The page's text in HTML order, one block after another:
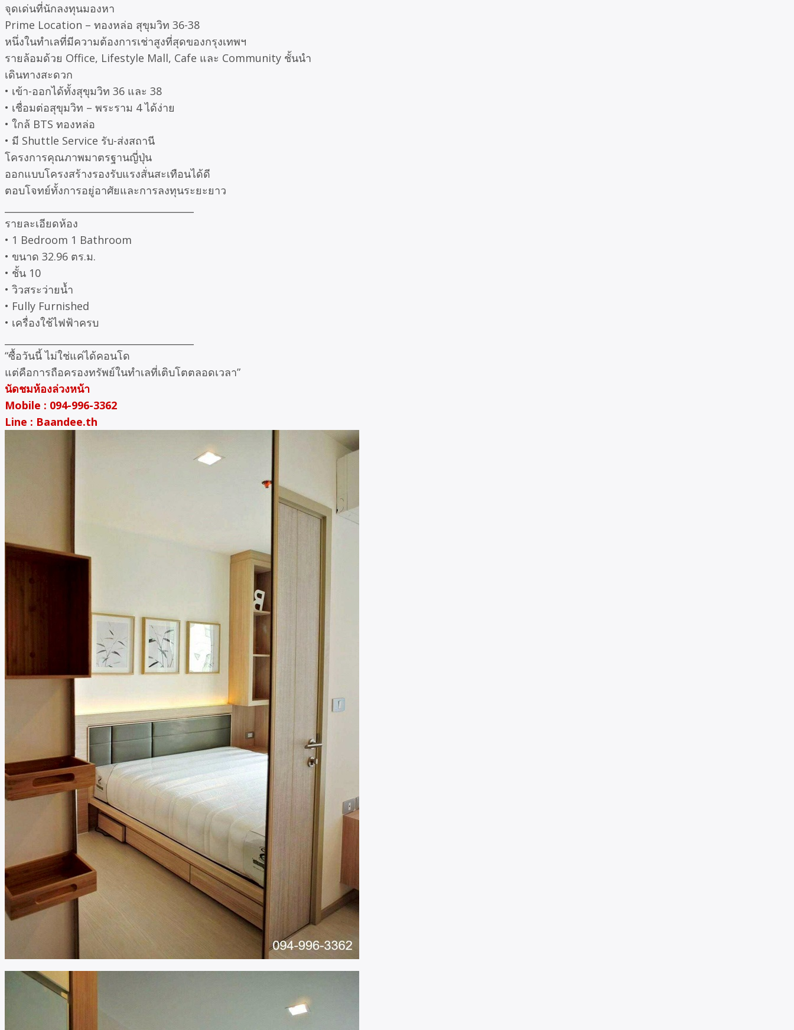
จุดเด่นที่นักลงทุนมองหา
Prime Location – ทองหล่อ สุขุมวิท 36-38
หนึ่งในทำเลที่มีความต้องการเช่าสูงที่สุดของกรุงเทพฯ
รายล้อมด้วย Office, Lifestyle Mall, Cafe และ Community ชั้นนำ
เดินทางสะดวก
• เข้า-ออกได้ทั้งสุขุมวิท 36 และ 38
• เชื่อมต่อสุขุมวิท – พระราม 4 ได้ง่าย
• ใกล้ BTS ทองหล่อ
• มี Shuttle Service รับ-ส่งสถานี
โครงการคุณภาพมาตรฐานญี่ปุ่น
ออกแบบโครงสร้างรองรับแรงสั่นสะเทือนได้ดี
ตอบโจทย์ทั้งการอยู่อาศัยและการลงทุนระยะยาว
รายละเอียดห้อง
• 1 Bedroom 1 Bathroom
• ขนาด 32.96 ตร.ม.
• ชั้น 10
• วิวสระว่ายน้ำ
• Fully Furnished
• เครื่องใช้ไฟฟ้าครบ
“ซื้อวันนี้ ไม่ใช่แค่ได้คอนโด
แต่คือการถือครองทรัพย์ในทำเลที่เติบโตตลอดเวลา”
นัดชมห้องล่วงหน้า
Mobile : 094-996-3362
Line : Baandee.th